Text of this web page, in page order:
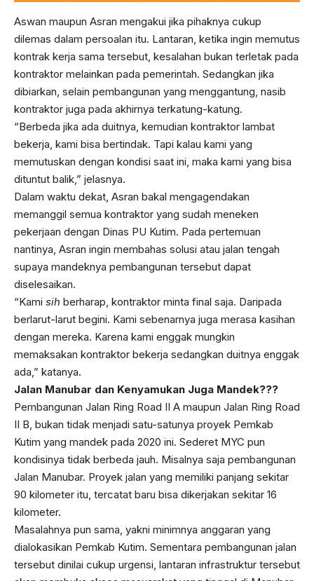
Aswan maupun Asran mengakui jika pihaknya cukup
dilemas dalam persoalan itu. Lantaran, ketika ingin memutus
kontrak kerja sama tersebut, kesalahan bukan terletak pada
kontraktor melainkan pada pemerintah. Sedangkan jika
dibiarkan, selain pembangunan yang menggantung, nasib
kontraktor juga pada akhirnya terkatung-katung.
“Berbeda jika ada duitnya, kemudian kontraktor lambat
bekerja, kami bisa bertindak. Tapi kalau kami yang
memutuskan dengan kondisi saat ini, maka kami yang bisa
dituntut balik,” jelasnya.
Dalam waktu dekat, Asran bakal mengagendakan
memanggil semua kontraktor yang sudah meneken
pekerjaan dengan Dinas PU Kutim. Pada pertemuan
nantinya, Asran ingin membahas solusi atau jalan tengah
supaya mandeknya pembangunan tersebut dapat
diselesaikan.
“Kami sih berharap, kontraktor minta final saja. Daripada
berlarut-larut begini. Kami sebenarnya juga merasa kasihan
dengan mereka. Karena kami enggak mungkin
memaksakan kontraktor bekerja sedangkan duitnya enggak
ada,” katanya.
Jalan Manubar dan Kenyamukan Juga Mandek???
Pembangunan Jalan Ring Road II A maupun Jalan Ring Road
II B, bukan tidak menjadi satu-satunya proyek Pemkab
Kutim yang mandek pada 2020 ini. Sederet MYC pun
kondisinya tidak berbeda jauh. Misalnya saja pembangunan
Jalan Manubar. Proyek jalan yang memiliki panjang sekitar
90 kilometer itu, tercatat baru bisa dikerjakan sekitar 16
kilometer.
Masalahnya pun sama, yakni minimnya anggaran yang
dialokasikan Pemkab Kutim. Sementara pembangunan jalan
tersebut dinilai cukup urgensi, lantaran infrastruktur tersebut